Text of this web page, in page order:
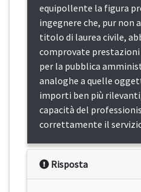
equipollente la figura
ingegnere che, pur non
titolo di laurea civile,
comprovate
per la pubblica
analoghe a quelle
importi ben più
capacità del
correttamente il
Risposta